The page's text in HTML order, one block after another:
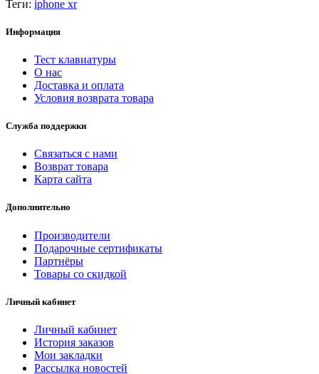
Теги: iphone xr
Информация
Тест клавиатуры
О нас
Доставка и оплата
Условия возврата товара
Служба поддержки
Связаться с нами
Возврат товара
Карта сайта
Дополнительно
Производители
Подарочные сертификаты
Партнёры
Товары со скидкой
Личный кабинет
Личный кабинет
История заказов
Мои закладки
Рассылка новостей